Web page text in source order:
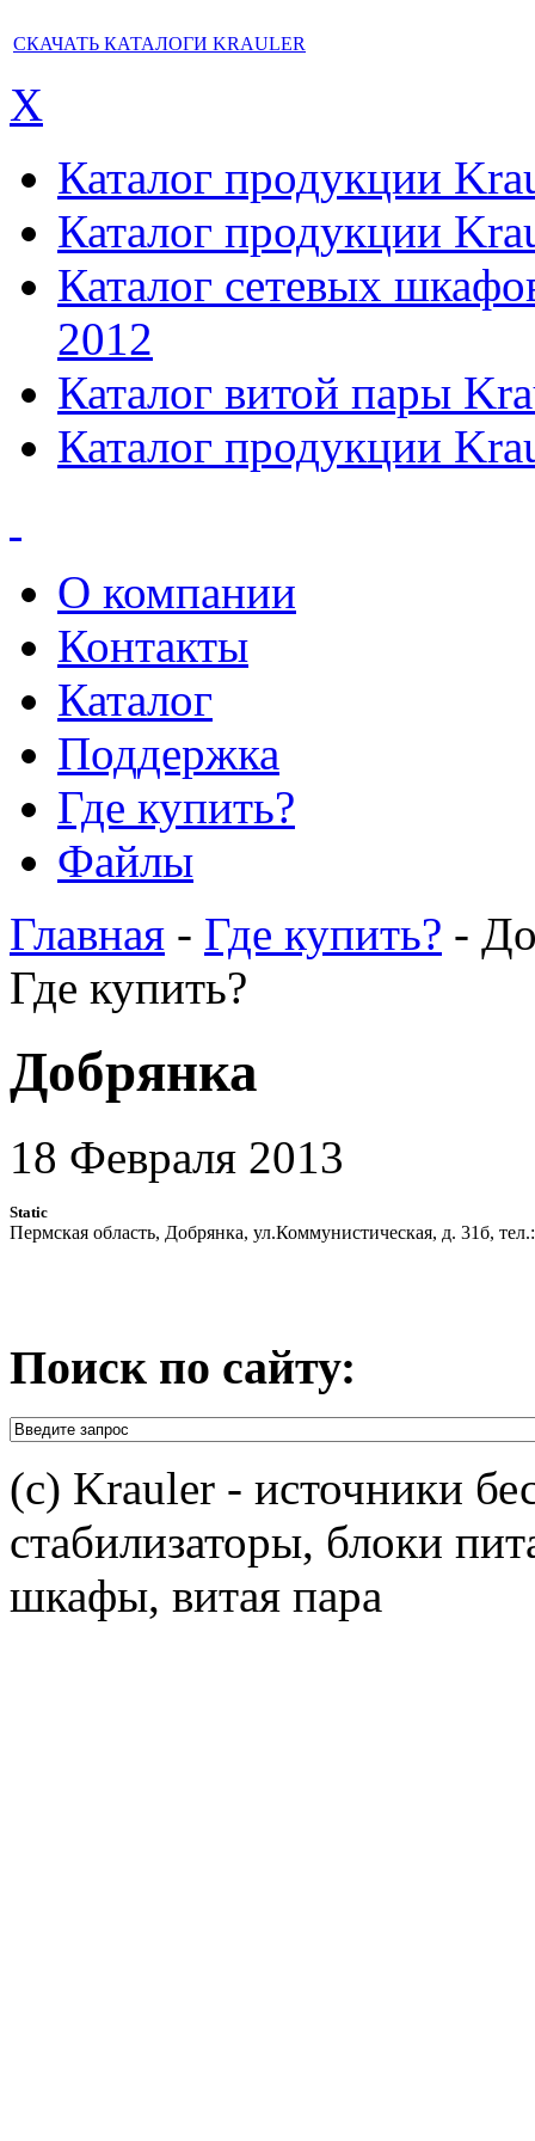
СКАЧАТЬ КАТАЛОГИ KRAULER
X
Каталог продукции
Каталог продукции
Каталог сетевых
2012
Каталог витой пары
Каталог продукции
О компании
Контакты
Каталог
Поддержка
Где купить?
Файлы
Главная - Где купить? -
Где купить?
Добрянка
18 Февраля 2013
Static
Пермская область, Добрянка, ул.Коммунистическая, д. 31б,
Поиск по сайту:
(c) Krauler - источники
стабилизаторы, блоки
шкафы, витая пара